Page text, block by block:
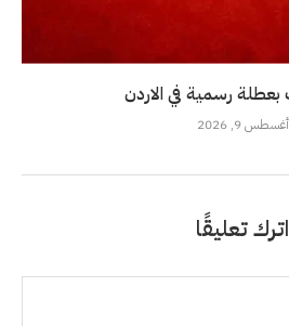
بعطلة رسمية في الاردن
أغسطس 9, 2026
اترك تعليقًا